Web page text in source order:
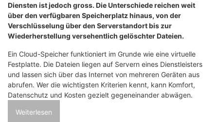
Diensten ist jedoch gross. Die Unterschiede reichen weit
über den verfügbaren Speicherplatz hinaus, von der
Verschlüsselung über den Serverstandort bis zur
Wiederherstellung versehentlich gelöschter Dateien.
Ein Cloud-Speicher funktioniert im Grunde wie eine virtuelle
Festplatte. Die Dateien liegen auf Servern eines Dienstleisters
und lassen sich über das Internet von mehreren Geräten aus
abrufen. Wer die wichtigsten Kriterien kennt, kann Komfort,
Datenschutz und Kosten gezielt gegeneinander abwägen.
Weiterlesen